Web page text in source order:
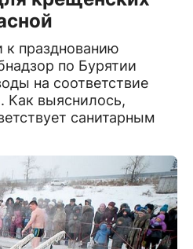
к празднованию
по Бурятии
на соответствие
Как выяснилось,
санитарным